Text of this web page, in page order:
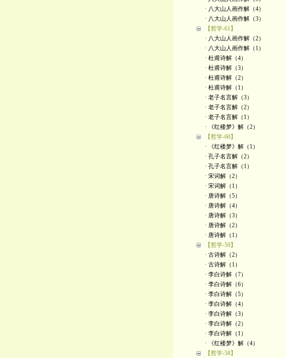
· 八大山人画作解（4）
· 八大山人画作解（3）
【哲学-61】
· 八大山人画作解（2）
· 八大山人画作解（1）
· 杜甫诗解（4）
· 杜甫诗解（3）
· 杜甫诗解（2）
· 杜甫诗解（1）
· 老子名言解（3）
· 老子名言解（2）
· 老子名言解（1）
· 《红楼梦》解（2）
【哲学-60】
· 《红楼梦》解（1）
· 孔子名言解（2）
· 孔子名言解（1）
· 宋词解（2）
· 宋词解（1）
· 唐诗解（5）
· 唐诗解（4）
· 唐诗解（3）
· 唐诗解（2）
· 唐诗解（1）
【哲学-59】
· 古诗解（2）
· 古诗解（1）
· 李白诗解（7）
· 李白诗解（6）
· 李白诗解（5）
· 李白诗解（4）
· 李白诗解（3）
· 李白诗解（2）
· 李白诗解（1）
· 《红楼梦》解（4）
【哲学-58】